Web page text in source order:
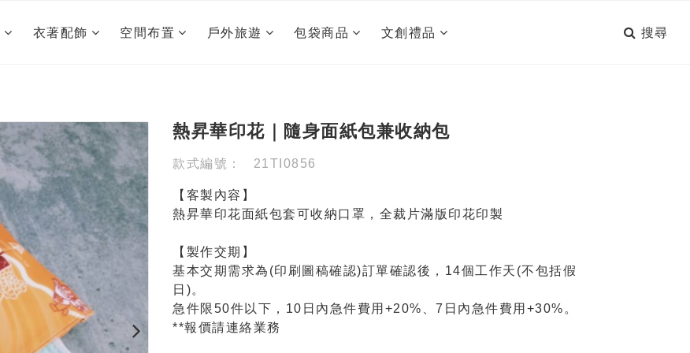
衣著配飾 空間布置 戶外旅遊 包袋商品 文創禮品 搜尋
熱昇華印花｜隨身面紙包兼收納包
款式編號： 21TI0856
【客製內容】
熱昇華印花面紙包套可收納口罩，全裁片滿版印花印製
【製作交期】
基本交期需求為(印刷圖稿確認)訂單確認後，14個工作天(不包括假
日)。
急件限50件以下，10日內急件費用+20%、7日內急件費用+30%。
**報價請連絡業務